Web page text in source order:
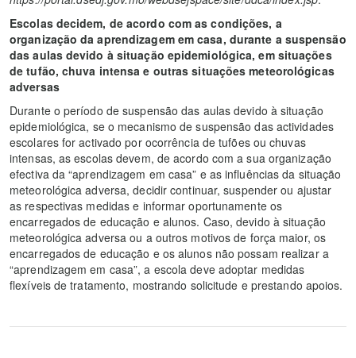
Escolas decidem, de acordo com as condições, a
organização da aprendizagem em casa, durante a suspensão
das aulas devido à situação epidemiológica, em situações
de tufão, chuva intensa e outras situações meteorológicas
adversas
Durante o período de suspensão das aulas devido à situação
epidemiológica, se o mecanismo de suspensão das actividades
escolares for activado por ocorrência de tufões ou chuvas
intensas, as escolas devem, de acordo com a sua organização
efectiva da “aprendizagem em casa” e as influências da situação
meteorológica adversa, decidir continuar, suspender ou ajustar
as respectivas medidas e informar oportunamente os
encarregados de educação e alunos. Caso, devido à situação
meteorológica adversa ou a outros motivos de força maior, os
encarregados de educação e os alunos não possam realizar a
“aprendizagem em casa”, a escola deve adoptar medidas
flexíveis de tratamento, mostrando solicitude e prestando apoios.